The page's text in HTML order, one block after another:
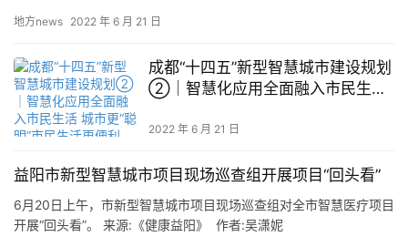
展…
地方news 2022 年 6 月 21 日
成都“十四五”新型智慧城市建设规划
②｜智慧化应用全面融入市民生活
2022 年 6 月 21 日
益阳市新型智慧城市项目现场巡查组开展项目“回头看”
6月20日上午，市新型智慧城市项目现场巡查组对全市智慧医疗项目
开展“回头看”。 来源:《健康益阳》 作者:吴潇妮